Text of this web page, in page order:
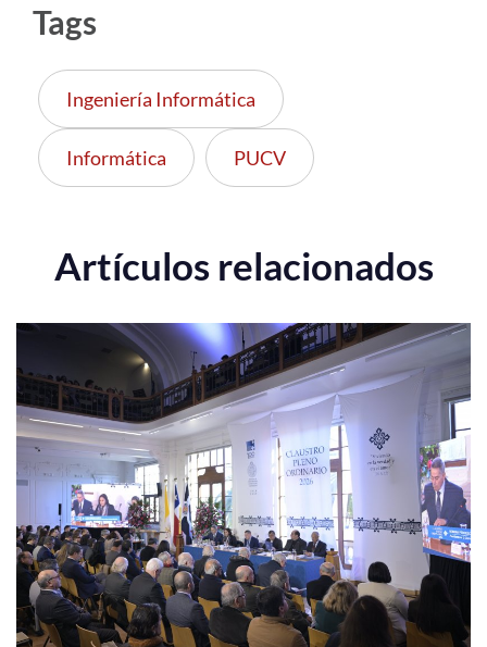
Tags
Ingeniería Informática
Informática PUCV
Artículos relacionados